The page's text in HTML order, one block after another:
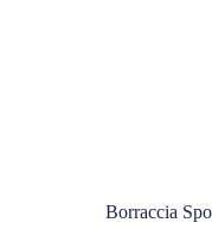
Borraccia